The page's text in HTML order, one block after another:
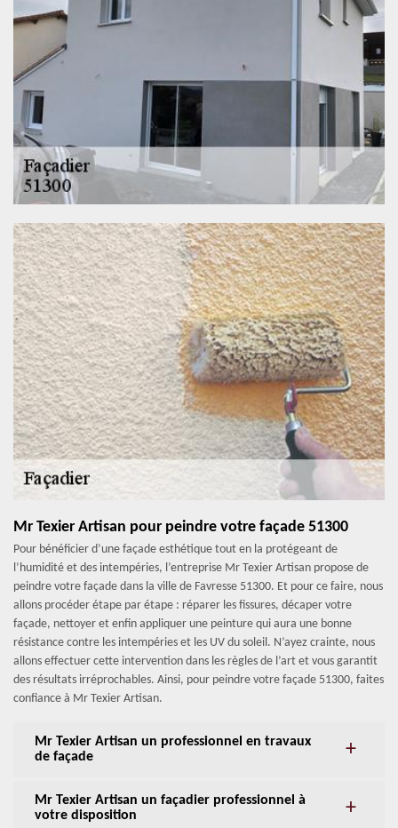
Mr Texier Artisan pour peindre votre façade 51300
Pour bénéficier d’une façade esthétique tout en la protégeant de
l’humidité et des intempéries, l’entreprise Mr Texier Artisan propose de
peindre votre façade dans la ville de Favresse 51300. Et pour ce faire, nous
allons procéder étape par étape : réparer les fissures, décaper votre
façade, nettoyer et enfin appliquer une peinture qui aura une bonne
résistance contre les intempéries et les UV du soleil. N’ayez crainte, nous
allons effectuer cette intervention dans les règles de l’art et vous garantit
des résultats irréprochables. Ainsi, pour peindre votre façade 51300, faites
confiance à Mr Texier Artisan.
Mr Texier Artisan un professionnel en travaux
de façade
Mr Texier Artisan un façadier professionnel à
votre disposition